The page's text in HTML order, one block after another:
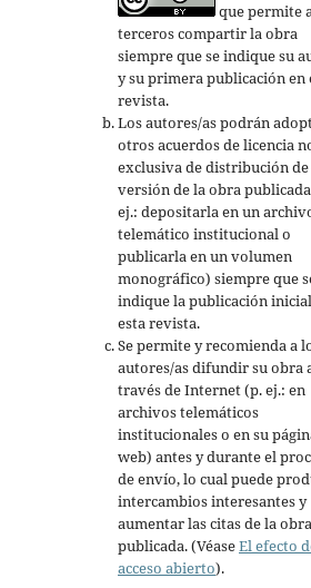
que permite
terceros compartir la obra
siempre que se indique su
y su primera publicación en
revista.
Los autores/as podrán
otros acuerdos de licencia
exclusiva de distribución
versión de la obra
ej.: depositarla en un
telemático institucional o
publicarla en un volumen
monográfico) siempre que
indique la publicación
esta revista.
Se permite y recomienda a
autores/as difundir su obra
través de Internet (p. ej.: en
archivos telemáticos
institucionales o en su
web) antes y durante el
de envío, lo cual puede
intercambios interesantes y
aumentar las citas de la obra
publicada. (VéaseEl efecto
acceso abierto).